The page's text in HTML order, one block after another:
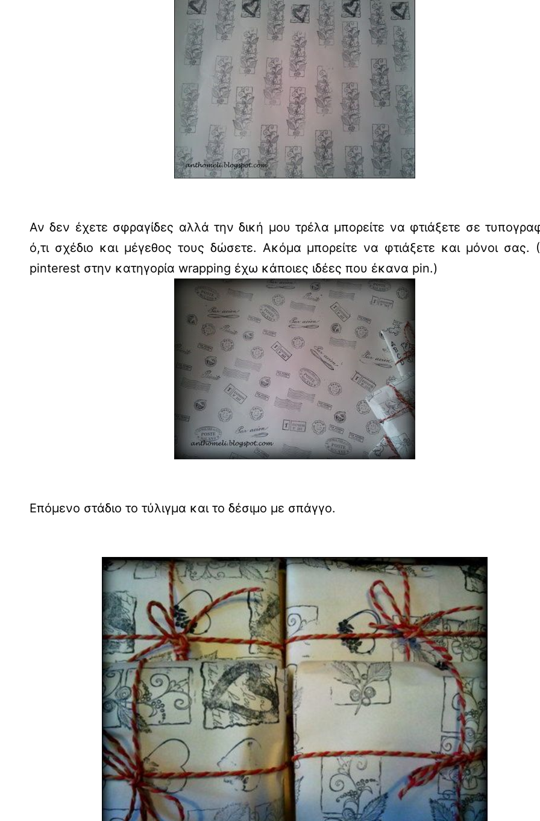
Αν δεν έχετε σφραγίδες αλλά την δική μου τρέλα μπορείτε να φτιάξετε σε
ό,τι σχέδιο και μέγεθος τους δώσετε. Ακόμα μπορείτε να φτιάξετε και μόνοι σας.
pinterest στην κατηγορία wrapping έχω κάποιες ιδέες που έκανα pin.)
Επόμενο στάδιο το τύλιγμα και το δέσιμο με σπάγγο.